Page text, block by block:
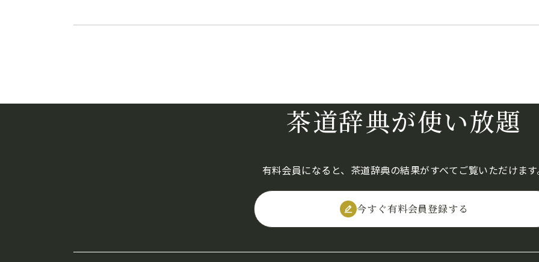
茶道辞典が使い放題
有料会員になると、茶道辞典の結果がすべてご覧いただけま
今すぐ有料会員登録する